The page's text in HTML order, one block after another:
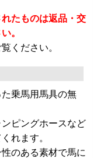
たものは返品・交
。
ください。
乗馬用馬具の無
ピングホースなど
れます。
のある素材で馬に